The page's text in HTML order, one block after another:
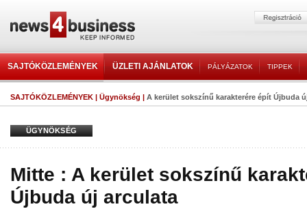
SAJTÓKÖZLEMÉNYEK ÜZLETI AJÁNLATOK PÁLYÁZATOK TIPPEK
SAJTÓKÖZLEMÉNYEK | Ügynökség | A kerület sokszínű karakterére épít Újbuda
ÜGYNÖKSÉG
Mitte : A kerület sokszínű
Újbuda új arculata